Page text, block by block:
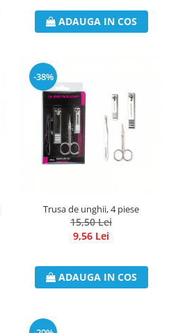
ADAUGA IN COS
-38%
Trusa de unghii, 4 piese
15,50 Lei
9,56 Lei
ADAUGA IN COS